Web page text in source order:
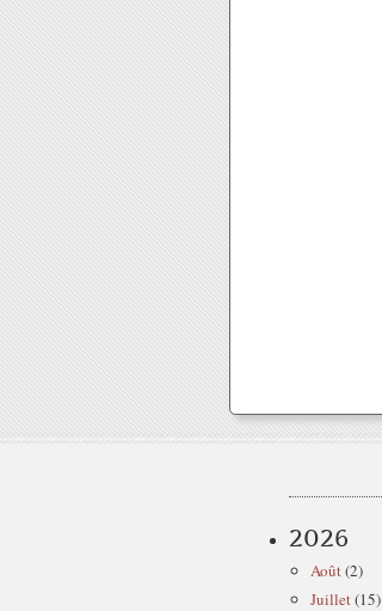
2026
Août(2)
Juillet(15)